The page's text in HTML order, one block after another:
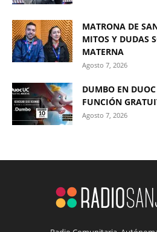
MATRONA DE
MITOS Y DUDAS
MATERNA
Agosto 7, 2026
DUMBO EN
FUNCIÓN
Agosto 7, 2026